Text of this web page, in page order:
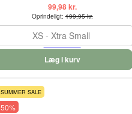
99,98 kr.
Oprindeligt:199,95 kr.
XS - Xtra Small
Læg i kurv
SUMMER SALE
50%